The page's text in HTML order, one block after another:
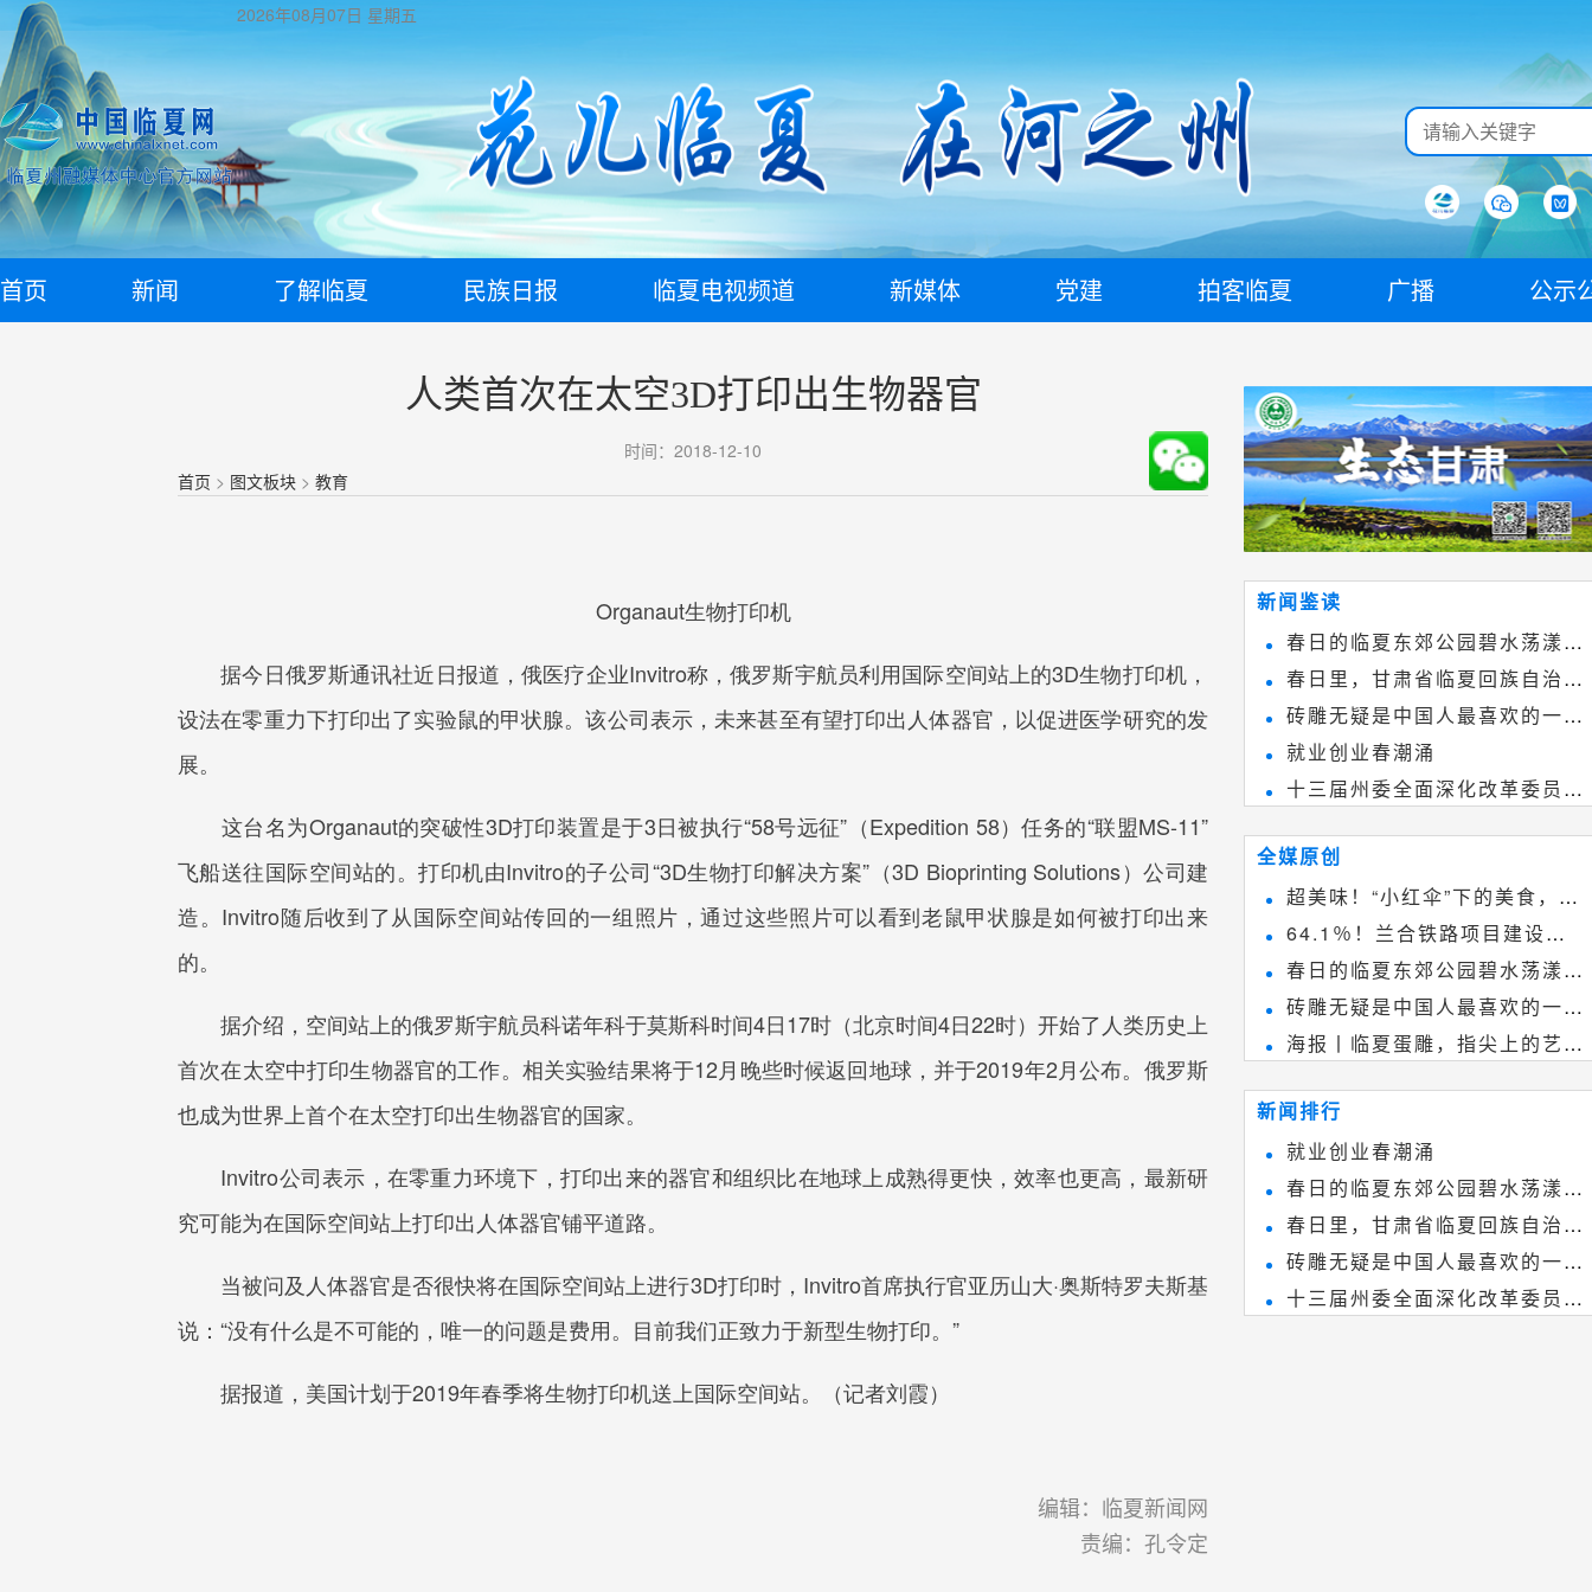
2026年08月07日 星期五
首页 新闻 了解临夏 民族日报 临夏电视频道 新媒体 党建 拍客临夏 广播 公示
人类首次在太空3D打印出生物器官
时间：2018-12-10
首页 > 图文板块 > 教育
Organaut生物打印机
据今日俄罗斯通讯社近日报道，俄医疗企业Invitro称，俄罗斯宇航员利用国际空间站上的3D生物打印机，
设法在零重力下打印出了实验鼠的甲状腺。该公司表示，未来甚至有望打印出人体器官，以促进医学研究的发
展。
这台名为Organaut的突破性3D打印装置是于3日被执行“58号远征”（Expedition 58）任务的“联盟MS-11”
飞船送往国际空间站的。打印机由Invitro的子公司“3D生物打印解决方案”（3D Bioprinting Solutions）公司建
造。Invitro随后收到了从国际空间站传回的一组照片，通过这些照片可以看到老鼠甲状腺是如何被打印出来
的。
据介绍，空间站上的俄罗斯宇航员科诺年科于莫斯科时间4日17时（北京时间4日22时）开始了人类历史上
首次在太空中打印生物器官的工作。相关实验结果将于12月晚些时候返回地球，并于2019年2月公布。俄罗斯
也成为世界上首个在太空打印出生物器官的国家。
Invitro公司表示，在零重力环境下，打印出来的器官和组织比在地球上成熟得更快，效率也更高，最新研
究可能为在国际空间站上打印出人体器官铺平道路。
当被问及人体器官是否很快将在国际空间站上进行3D打印时，Invitro首席执行官亚历山大·奥斯特罗夫斯基
说：“没有什么是不可能的，唯一的问题是费用。目前我们正致力于新型生物打印。”
据报道，美国计划于2019年春季将生物打印机送上国际空间站。（记者刘霞）
编辑：临夏新闻网
责编：孔令定
新闻鉴读
春日的临夏东郊公园碧水荡漾、
春花烂漫
春日里，甘肃省临夏回族自治州
境内的刘家峡大桥，壮观美丽!
砖雕无疑是中国人最喜欢的一种
雕刻艺术，它不仅是民间实用美术
和建筑装饰艺术的有机结合，更成
为中国建筑史上彰品东方美不可磨
就业创业春潮涌
十三届州委全面深化改革委员会
第八次会议召开
全媒原创
超美味！“小红伞”下的美食，绝
不能错过~
64.1％！兰合铁路项目建设加
速推进
春日的临夏东郊公园碧水荡漾、
春花烂漫
砖雕无疑是中国人最喜欢的一种
雕刻艺术，它不仅是民间实用美术
和建筑装饰艺术的有机结合，更成
为中国建筑史上彰品东方美不可磨
灭的一笔。一方青砖里不仅藏着广
海报丨临夏蛋雕，指尖上的艺术
~
新闻排行
就业创业春潮涌
春日的临夏东郊公园碧水荡漾、
春花烂漫
春日里，甘肃省临夏回族自治州
境内的刘家峡大桥，壮观美丽!
砖雕无疑是中国人最喜欢的一种
雕刻艺术，它不仅是民间实用美术
十三届州委全面深化改革委员会